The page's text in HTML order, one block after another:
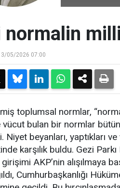
normalin
05/2026 07:00
toplumsal normlar,
bulan bir normlar
Niyet beyanları, yaptıkları
karşılık buldu. Gezi
AKP’nin alışılmaya
Cumhurbaşkanlığı